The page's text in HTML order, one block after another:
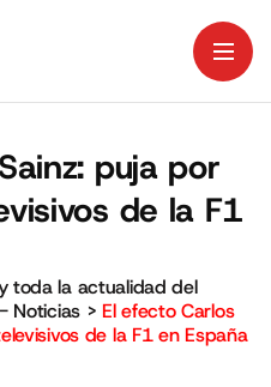
puja por
de la F1
toda la actualidad del
Noticias>El efecto Carlos
de la F1 en España